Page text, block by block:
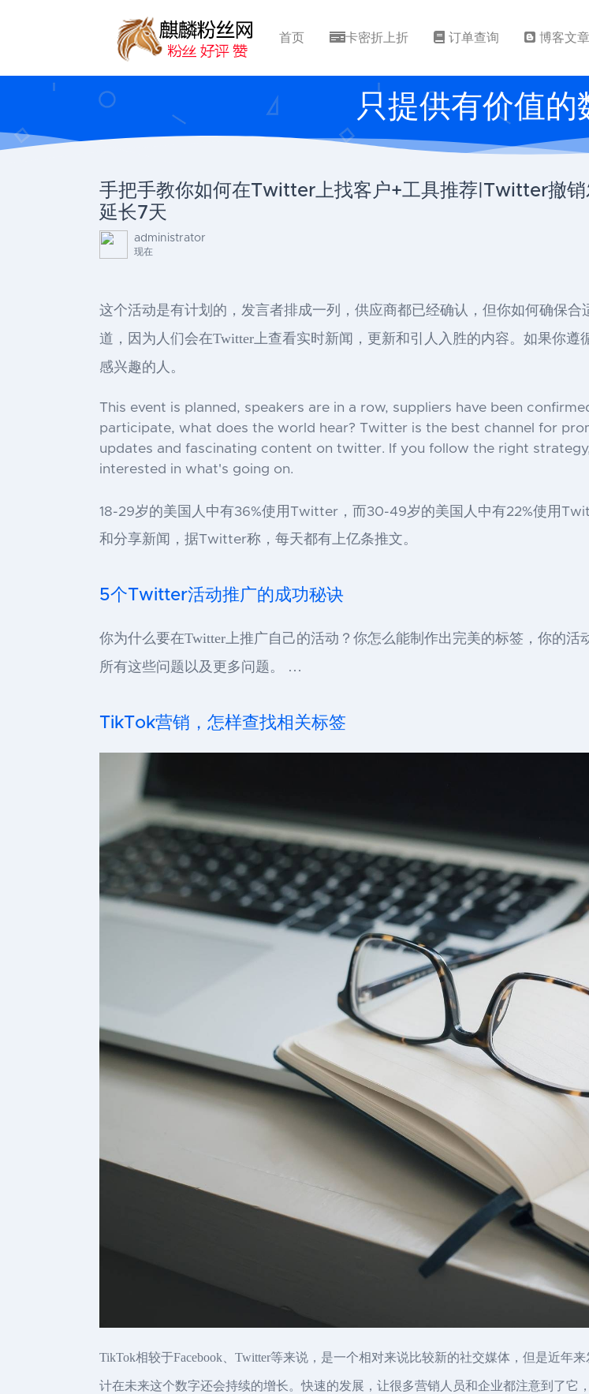
首页 卡密折上折 订单查询 博客文章
只提供有价值的
手把手教你如何在Twitter上找客户+工具推荐|Twitter撤
延长7天
administrator
现在
这个活动是有计划的，发言者排成一列，供应商都已经确认，但你如何确保
道，因为人们会在Twitter上查看实时新闻，更新和引人入胜的内容。如果你
感兴趣的人。
This event is planned, speakers are in a row, suppliers have been
participate, what does the world hear? Twitter is the best channel for
updates and fascinating content on twitter. If you follow the right
interested in what's going on.
18-29岁的美国人中有36%使用Twitter，而30-49岁的美国人中有22%使用
和分享新闻，据Twitter称，每天都有上亿条推文。
5个Twitter活动推广的成功秘诀
你为什么要在Twitter上推广自己的活动？你怎么能制作出完美的标签，你的
所有这些问题以及更多问题。 …
TikTok营销，怎样查找相关标签
TikTok相较于Facebook、Twitter等来说，是一个相对来说比较新的社交媒体，但是近年
计在未来这个数字还会持续的增长。快速的发展，让很多营销人员和企业都注意到了